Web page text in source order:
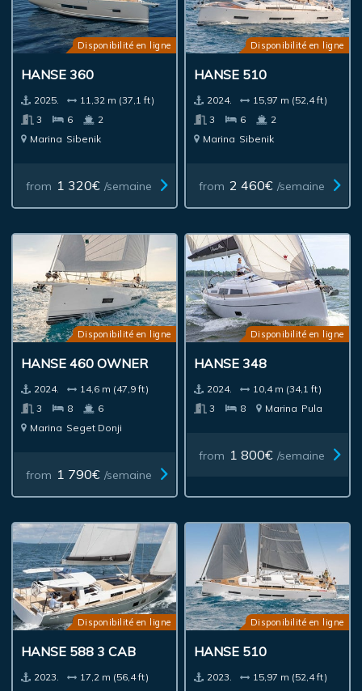
Disponibilité en ligne
HANSE 360
2025.
11,32 m (37,1 ft)
3
6
2
Marina Sibenik
from 1 320€ /semaine
Disponibilité en ligne
HANSE 510
2024.
15,97 m (52,4 ft)
3
6
2
Marina Sibenik
from 2 460€ /semaine
Disponibilité en ligne
HANSE 460 OWNER
2024.
14,6 m (47,9 ft)
3
8
6
Marina Seget Donji
from 1 790€ /semaine
Disponibilité en ligne
HANSE 348
2024.
10,4 m (34,1 ft)
3
8 Marina Pula
from 1 800€ /semaine
Disponibilité en ligne
HANSE 588 3 CAB
2023.
17,2 m (56,4 ft)
Disponibilité en ligne
HANSE 510
2023.
15,97 m (52,4 ft)